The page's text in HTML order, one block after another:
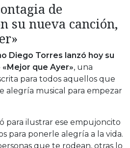
de
su nueva canción,
Diego Torres lanzó hoy su
que Ayer», una
para todos aquellos que
alegría musical para empezar
para ilustrar ese empujoncito
para ponerle alegría a la vida.
que te rodean, otras lo